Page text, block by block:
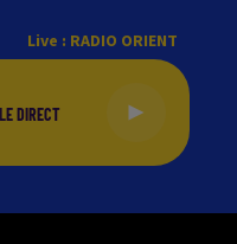
Live : RADIO ORIENT